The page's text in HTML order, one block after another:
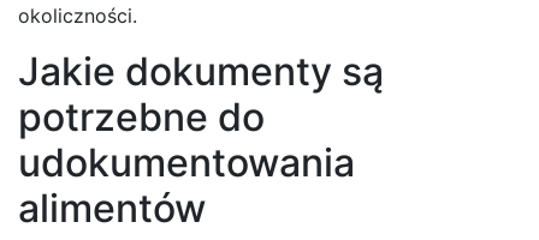
okoliczności.
Jakie dokumenty są
potrzebne do
udokumentowania
alimentów